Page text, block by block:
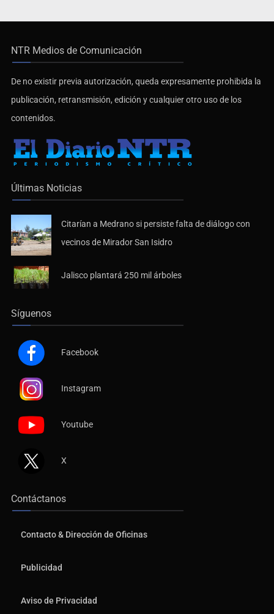
NTR Medios de Comunicación
De no existir previa autorización, queda expresamente prohibida la
publicación, retransmisión, edición y cualquier otro uso de los
contenidos.
Últimas Noticias
Citarían a Medrano si persiste falta de diálogo con
vecinos de Mirador San Isidro
Jalisco plantará 250 mil árboles
Síguenos
Facebook
Instagram
Youtube
X
Contáctanos
Contacto & Dirección de Oficinas
Publicidad
Aviso de Privacidad